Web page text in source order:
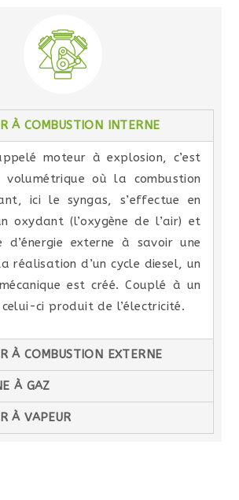
À COMBUSTION INTERNE
moteur à explosion, c’est
volumétrique où la combustion
ici le syngas, s’effectue en
oxydant (l’oxygène de l’air) et
d’énergie externe à savoir une
réalisation d’un cycle diesel, un
est créé. Couplé à un
ci produit de l’électricité.
À COMBUSTION EXTERNE
À GAZ
À VAPEUR